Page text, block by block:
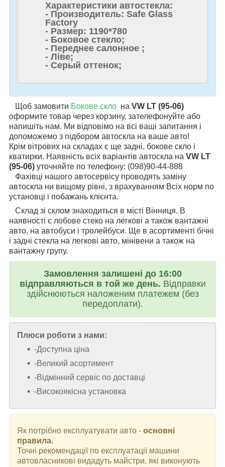
Характеристики автостекла:
- Производитель: Safe Glass
Factory
- Размер: 1190*780
- Боковое стекло;
- Переднее салонное ;
- Ліве;
- Серый оттенок;
Щоб замовити Бокове скло на VW LT (95-06)
оформите товар через корзину, зателефонуйте або
напишіть нам. Ми відповімо на всі ваші запитання і
допоможемо з підбором автоскла на ваше авто!
Крім вітрових на складах є ще задні, бокове скло і
кватирки. Наявність всіх варіантів автоскла на VW LT
(95-06) уточняйте по телефону: (098)90-44-888
Фахівці нашого автосервісу проводять заміну
автоскла ни вищому рівні, з врахуванням Всіх норм по
установці і побажань клієнта.
Склад зі склом знаходиться в місті Вінниця. В
наявності є лобове стеко на легкові а також вантажні
авто, на автобуси і тролейбуси. Ще в асортименті бічні
і задні стекла на легкові авто, мінівени а також на
вантажну групу.
Замовлення залишені до 16:00
відправляються в той же день. Відправки
здійснюються наложеним платежем (без
передоплати).
Плюси роботи з нами:
-Доступна ціна
-Великий асортимент
-Відмінний сервіс по доставці
-Високоякісна установка
Як потрібно експлуатувати авто - основні
правила.
Точні рекомендації по експлуатації машини
автовласникові видадуть майстри, які виконують